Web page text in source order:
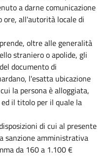
a darne comunicazione
all'autorità locale di
oltre alle generalità
straniero o apolide, gli
documento di
l'esatta ubicazione
la persona è alloggiata,
il titolo per il quale la
di cui al presente
sanzione amministrativa
da 160 a 1.100 €